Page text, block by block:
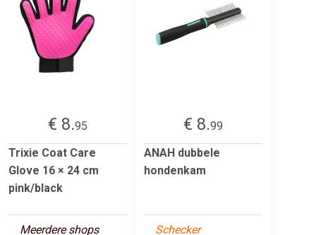
€ 8.95
Trixie Coat Care
Glove 16 × 24 cm
pink/black
Meerdere shops
€ 8.99
ANAH dubbele
hondenkam
Schecker